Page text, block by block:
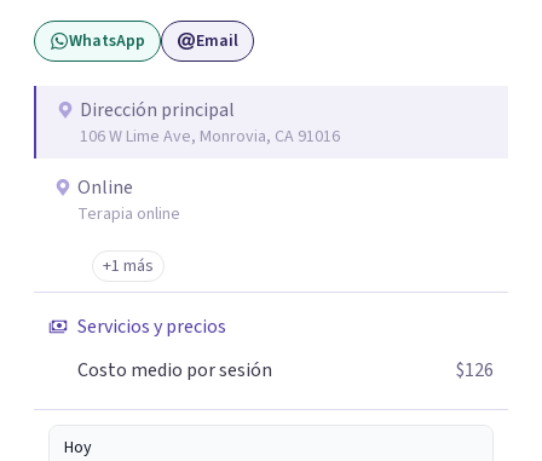
de la ansiedad y la depresión, utilizando enfoques
basados en evidencia para ayudarte a recuperar tu
Familiar: Trabajamos contigo y tus seres queridos para
fortalecer las relaciones y mejorar la dinámica familiar.
Terapia cognitivo-conductual Terapia de apoyo Terapia
exposición Terapia de juego para niños Tratamiento de
Traumas y Trastornos de Estrés Postraumático:
Ofrecemos apoyo psicológico para ayudarte a superar
experiencias traumáticas y mejorar tu calidad de vida.
WhatsApp Email
Dirección principal
106 W Lime Ave, Monrovia, CA 91016
Online
Terapia online
+1 más
Servicios y precios
Costo medio por sesión
$126
Hoy